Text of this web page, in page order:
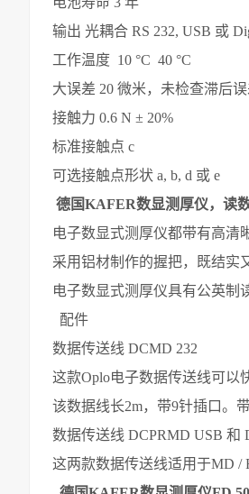
输出 光耦合 RS 232, USB 或
工作温度 10 °C 40 °C
大误差 20 微米，未检查滞后
接触力 0.6 N ± 20%
标准接触点 c
可选接触点形状 a, b, d 或 e
德国KAFER数显测厚仪，读数
电子数显式测厚仪都带有高清
采用铝材制作的握把，既结实
电子数显式测厚仪具有公英制
配件
数据传送线 DCMD 232
这款Oplo电子数据传送线可以
该数据线长2m，带9针插口。
数据传送线 DCPRMD USB 和
这两款数据传送线适用于MD